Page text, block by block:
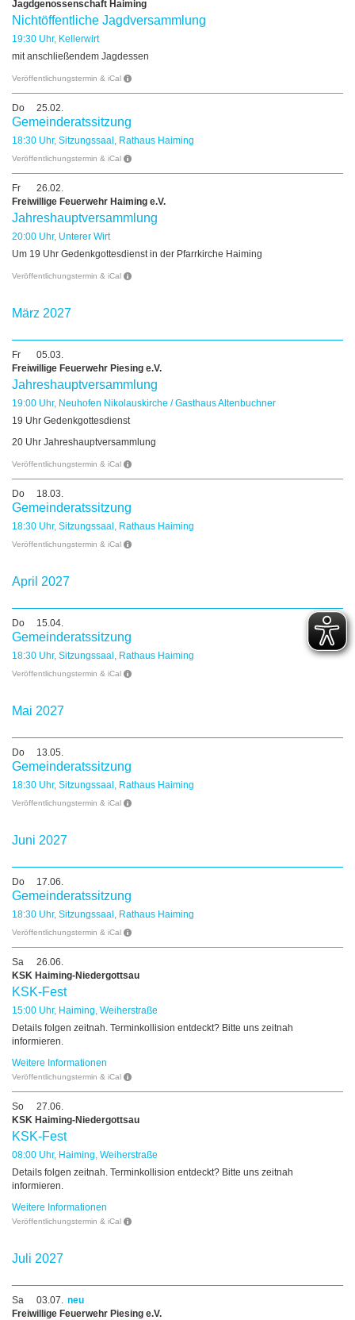
Jagdgenossenschaft Haiming
Nichtöffentliche Jagdversammlung
19:30 Uhr, Kellerwirt
mit anschließendem Jagdessen
Veröffentlichungstermin & iCal
Do 25.02.
Gemeinderatssitzung
18:30 Uhr, Sitzungssaal, Rathaus Haiming
Veröffentlichungstermin & iCal
Fr
26.02.
Freiwillige Feuerwehr Haiming e.V.
Jahreshauptversammlung
20:00 Uhr, Unterer Wirt
Um 19 Uhr Gedenkgottesdienst in der Pfarrkirche Haiming
Veröffentlichungstermin & iCal
März 2027
Fr
05.03.
Freiwillige Feuerwehr Piesing e.V.
Jahreshauptversammlung
19:00 Uhr, Neuhofen Nikolauskirche / Gasthaus Altenbuchner
19 Uhr Gedenkgottesdienst
20 Uhr Jahreshauptversammlung
Veröffentlichungstermin & iCal
Do 18.03.
Gemeinderatssitzung
18:30 Uhr, Sitzungssaal, Rathaus Haiming
Veröffentlichungstermin & iCal
April 2027
Do 15.04.
Gemeinderatssitzung
18:30 Uhr, Sitzungssaal, Rathaus Haiming
Veröffentlichungstermin & iCal
Mai 2027
Do 13.05.
Gemeinderatssitzung
18:30 Uhr, Sitzungssaal, Rathaus Haiming
Veröffentlichungstermin & iCal
Juni 2027
Do 17.06.
Gemeinderatssitzung
18:30 Uhr, Sitzungssaal, Rathaus Haiming
Veröffentlichungstermin & iCal
Sa
26.06.
KSK Haiming-Niedergottsau
KSK-Fest
15:00 Uhr, Haiming, Weiherstraße
Details folgen zeitnah. Terminkollision entdeckt? Bitte uns zeitnah
informieren.
Weitere Informationen
Veröffentlichungstermin & iCal
So
27.06.
KSK Haiming-Niedergottsau
KSK-Fest
08:00 Uhr, Haiming, Weiherstraße
Details folgen zeitnah. Terminkollision entdeckt? Bitte uns zeitnah
informieren.
Weitere Informationen
Veröffentlichungstermin & iCal
Juli 2027
Sa 03.07. neu
Freiwillige Feuerwehr Piesing e.V.